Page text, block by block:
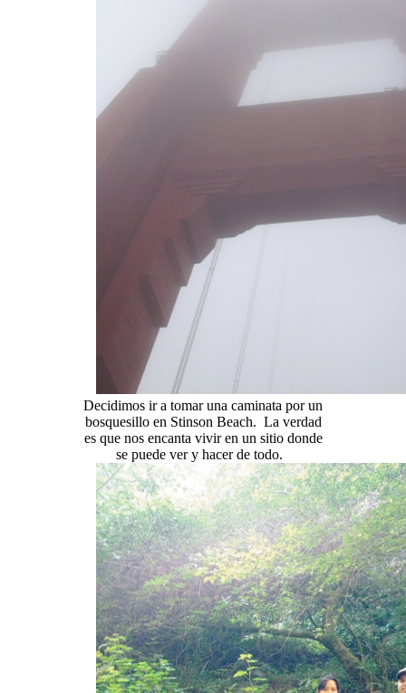
Decidimos ir a tomar una caminata por un
bosquesillo en Stinson Beach. La verdad
es que nos encanta vivir en un sitio donde
se puede ver y hacer de todo.